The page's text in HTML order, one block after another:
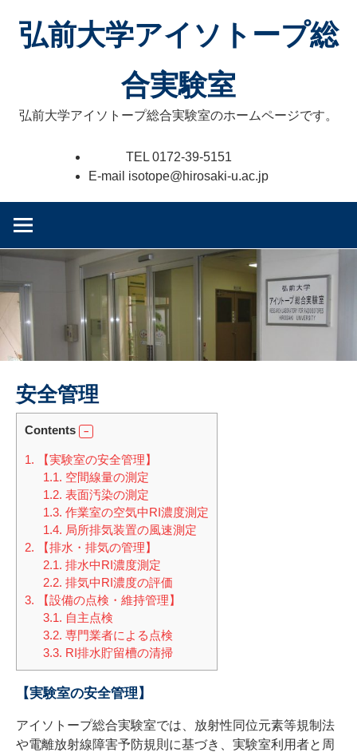
弘前大学アイソトープ総
合実験室
弘前大学アイソトープ総合実験室のホームページです。
TEL 0172-39-5151
E-mail isotope@hirosaki-u.ac.jp
安全管理
Contents
1. 【実験室の安全管理】
1.1. 空間線量の測定
1.2. 表面汚染の測定
1.3. 作業室の空気中RI濃度測定
1.4. 局所排気装置の風速測定
2. 【排水・排気の管理】
2.1. 排水中RI濃度測定
2.2. 排気中RI濃度の評価
3. 【設備の点検・維持管理】
3.1. 自主点検
3.2. 専門業者による点検
3.3. RI排水貯留槽の清掃
【実験室の安全管理】
アイソトープ総合実験室では、放射性同位元素等規制法
や電離放射線障害予防規則に基づき、実験室利用者と周